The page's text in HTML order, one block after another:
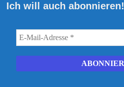
Ich will auch abonnieren!